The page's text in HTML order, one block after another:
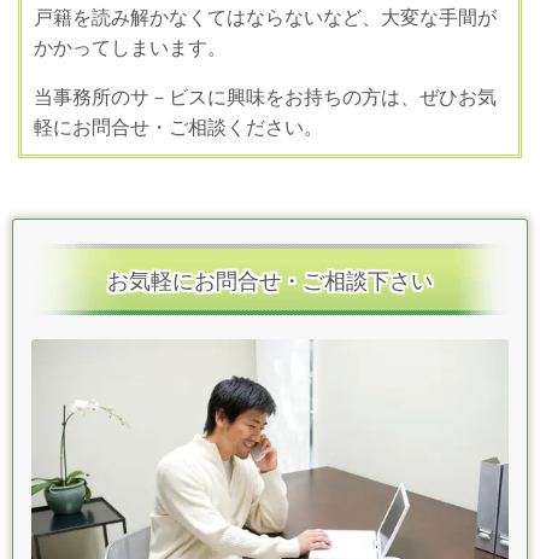
戸籍を読み解かなくてはならないなど、大変な手間が
かかってしまいます。
当事務所のサ－ビスに興味をお持ちの方は、ぜひお気
軽にお問合せ・ご相談ください。
お気軽にお問合せ・ご相談下さい